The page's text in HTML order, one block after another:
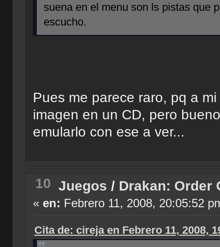
suena en el menu son ls pistas que
escucho.
Pues me parece raro, pq a
imagen en un CD, pero
emularlo con ese a ver...
10 Juegos / Drakan: Order
« en: Febrero 11, 2008, 20:05:52
Cita de: cireja en Febrero 11, 2008,